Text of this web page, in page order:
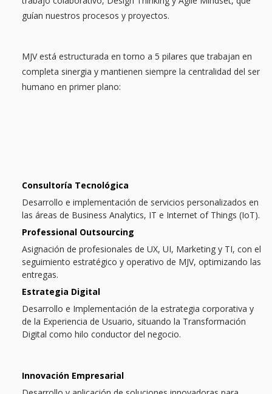
guían nuestros procesos y proyectos.
MJV está estructurada en torno a 5 pilares que trabajan en
completa sinergia y mantienen siempre la centralidad del ser
humano en primer plano:
Consultoría Tecnológica
Desarrollo e implementación de servicios personalizados en
las áreas de Business Analytics, IT e Internet of Things (IoT).
Professional Outsourcing
Asignación de profesionales de UX, UI, Marketing y TI, con el
seguimiento estratégico y operativo de MJV, optimizando las
entregas.
Estrategia Digital
Desarrollo e Implementación de la estrategia corporativa y
de la Experiencia de Usuario, situando la Transformación
Digital como hilo conductor del negocio.
Innovación Empresarial